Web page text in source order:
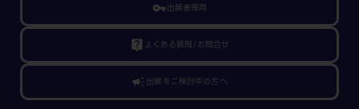
vpn_key出展者専用
live_help よくある質問/お問合せ
campaign出展をご検討中の方へ